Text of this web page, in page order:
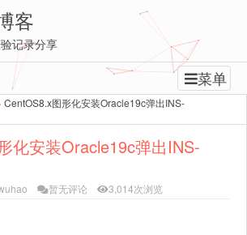
客
记录分享
菜单
CentOS8.x图形化安装Oracle19c弹出INS-
化安装Oracle19c弹出INS-
暂无评论 3,014次浏览